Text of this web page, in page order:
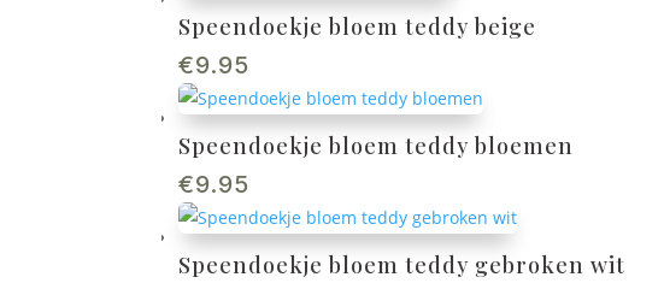
Speendoekje bloem teddy beige
€9.95
Speendoekje bloem teddy bloemen
€9.95
Speendoekje bloem teddy gebroken wit